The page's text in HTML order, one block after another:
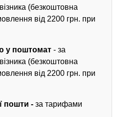
(безкоштовна
від 2200 грн. при
у поштомат - за
(безкоштовна
від 2200 грн. при
пошти - за тарифами